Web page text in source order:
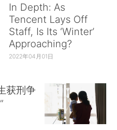
In Depth: As
Tencent Lays Off
Staff, Is Its ‘Winter’
Approaching?
2022年04月01日
获刑争